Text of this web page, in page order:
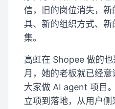
信，旧的岗位消失，
具、新的组织方式、
集。
高虹在 Shopee 做的
月，她的老板就已经
大家做 AI agent 项目
立项到落地，从用户